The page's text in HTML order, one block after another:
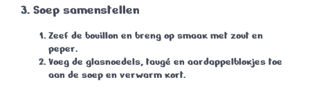
3. Soep samenstellen
Zeef de bouillon en breng op smaak met zout en
peper.
Voeg de glasnoedels, taugé en aardappelblokjes toe
aan de soep en verwarm kort.